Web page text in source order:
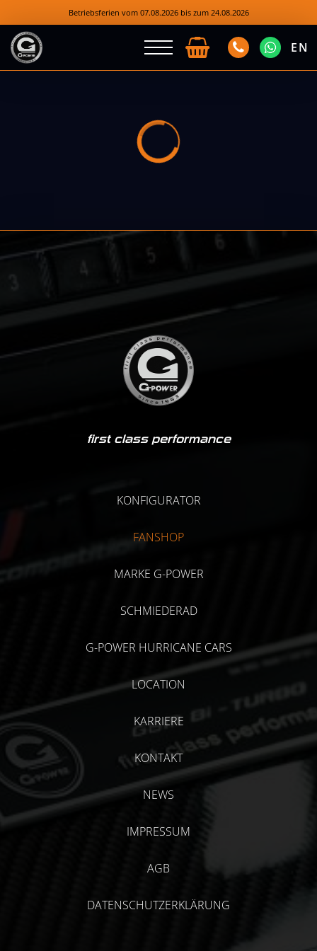
Betriebsferien vom 07.08.2026 bis zum 24.08.2026
EN
first class performance
KONFIGURATOR
FANSHOP
MARKE G-POWER
SCHMIEDERAD
G-POWER HURRICANE CARS
LOCATION
KARRIERE
KONTAKT
NEWS
IMPRESSUM
AGB
DATENSCHUTZERKLÄRUNG